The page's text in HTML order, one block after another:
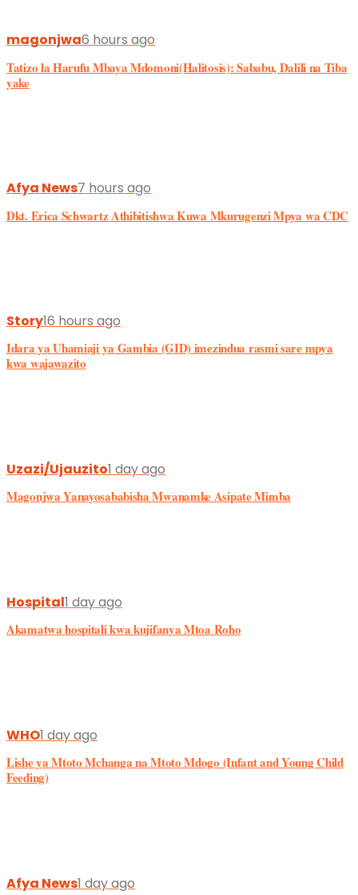
magonjwa6 hours ago
Tatizo la Harufu Mbaya Mdomoni(Halitosis): Sababu, Dalili na Tiba
yake
Afya News7 hours ago
Dkt. Erica Schwartz Athibitishwa Kuwa Mkurugenzi Mpya wa CDC
Story16 hours ago
Idara ya Uhamiaji ya Gambia (GID) imezindua rasmi sare mpya
kwa wajawazito
Uzazi/Ujauzito1 day ago
Magonjwa Yanayosababisha Mwanamke Asipate Mimba
Hospital1 day ago
Akamatwa hospitali kwa kujifanya Mtoa Roho
WHO1 day ago
Lishe ya Mtoto Mchanga na Mtoto Mdogo (Infant and Young Child
Feeding)
Afya News1 day ago